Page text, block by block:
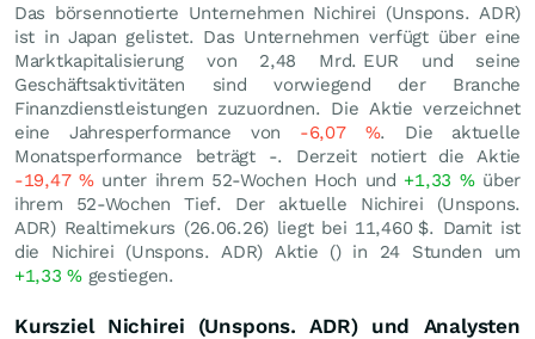
Das börsennotierte Unternehmen Nichirei (Unspons. ADR)
ist in Japan gelistet. Das Unternehmen verfügt über eine
Marktkapitalisierung von 2,48 Mrd. EUR und seine
Geschäftsaktivitäten sind vorwiegend der Branche
Finanzdienstleistungen zuzuordnen. Die Aktie verzeichnet
eine Jahresperformance von -6,07 %. Die aktuelle
Monatsperformance beträgt -. Derzeit notiert die Aktie
-19,47 %unter ihrem 52-Wochen Hoch und +1,33 %über
ihrem 52-Wochen Tief. Der aktuelle Nichirei (Unspons.
ADR) Realtimekurs (26.06.26) liegt bei 11,460 $. Damit ist
die Nichirei (Unspons. ADR) Aktie () in 24 Stunden um
+1,33%gestiegen.
Kursziel Nichirei (Unspons. ADR) und Analysten